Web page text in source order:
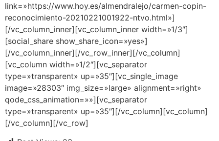
link=»https://www.hoy.es/almendralejo/carmen-copin-
reconocimiento-20210221001922-ntvo.html»]
[/vc_column_inner][vc_column_inner width=»1/3″]
[social_share show_share_icon=»yes»]
[/vc_column_inner][/vc_row_inner][/vc_column]
[vc_column width=»1/2″][vc_separator
type=»transparent» up=»35″][vc_single_image
image=»28303″ img_size=»large» alignment=»right»
qode_css_animation=»»][vc_separator
type=»transparent» up=»35″][/vc_column][vc_column]
[/vc_column][/vc_row]